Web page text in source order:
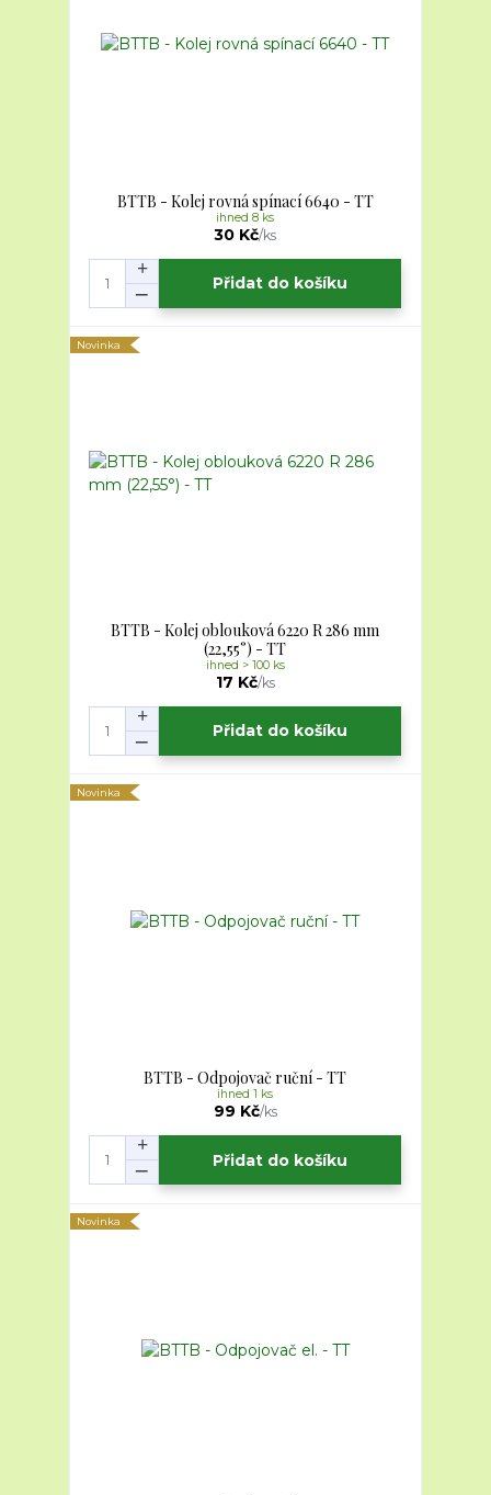
BTTB - Kolej rovná spínací 6640 - TT
30 Kč/ks
ihned 8 ks
Přidat do košíku
Novinka
BTTB - Kolej oblouková 6220 R 286 mm
(22,55°) - TT
17 Kč/ks
ihned > 100 ks
Přidat do košíku
Novinka
BTTB - Odpojovač ruční - TT
99 Kč/ks
ihned 1 ks
Přidat do košíku
Novinka